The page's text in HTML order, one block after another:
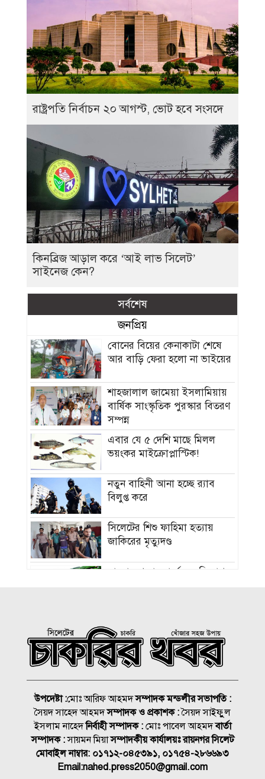
রাষ্ট্রপতি নির্বাচন ২০ আগস্ট, ভোট হবে সংসদে
কিনব্রিজ আড়াল করে ‘আই লাভ সিলেট’
সাইনেজ কেন?
সর্বশেষ
জনপ্রিয়
বোনের বিয়ের কেনাকাটা শেষে
আর বাড়ি ফেরা হলো না ভাইয়ের
শাহজালাল জামেয়া ইসলামিয়ায়
বার্ষিক সাংস্কৃতিক পুরস্কার বিতরণ
সম্পন্ন
এবার যে ৫ দেশি মাছে মিলল
ভয়ংকর মাইক্রোপ্লাস্টিক!
নতুন বাহিনী আনা হচ্ছে র‍্যাব
বিলুপ্ত করে
সিলেটের শিশু ফাহিমা হত্যায়
জাকিরের মৃত্যুদণ্ড
বাংলাদেশ চা বোর্ডে বড় নিয়োগ
হবে সংসদে
১৮নং ওয়ার্ড বিএনপির উদ্যোগে
মতবিনিময় ও উন্মুক্ত আলোচনা
সভা
কিনব্রিজ আড়াল করে ‘আই লাভ
সিলেট’ সাইনেজ কেন?
সিলেট মহানগর বিএনপির
সভাপতির দায়িত্বে ফিরলেন নাসিম
উপদেষ্টা :মোঃ আরিফ আহমদসম্পাদক মন্ডলীর সভাপতি :
সৈয়দ সাহেদ আহমদসম্পাদক ও প্রকাশক :সৈয়দ সাইফুুল
ইসলাম নাহেদনির্বাহী সম্পাদক :মোঃ পাবেল আহমদবার্তা
সম্পাদক :সায়মন মিয়াসম্পাদকীয় কার্যালয়ঃ রায়নগর সিলেট
মোবাইল নাম্বার: ০১৭১২-০৪৫৩৯১, ০১৭৫৪-২৮৬৬৯৩
Email:nahed.press2050@gmail.com